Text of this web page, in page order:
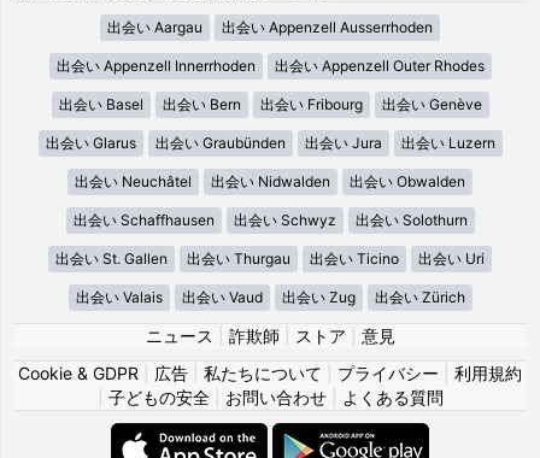
出会い Aargau 出会い Appenzell Ausserrhoden
出会い Appenzell Innerrhoden 出会い Appenzell Outer Rhodes
出会い Basel 出会い Bern 出会い Fribourg 出会い Genève
出会い Glarus 出会い Graubünden 出会い Jura 出会い Luzern
出会い Neuchâtel 出会い Nidwalden 出会い Obwalden
出会い Schaffhausen 出会い Schwyz 出会い Solothurn
出会い St. Gallen 出会い Thurgau 出会い Ticino 出会い Uri
出会い Valais 出会い Vaud 出会い Zug 出会い Zürich
ニュース 詐欺師 ストア
意見
Cookie & GDPR
広告 私たちについて プライバシー
利用規約
子どもの安全| お問い合わせ| よくある質問